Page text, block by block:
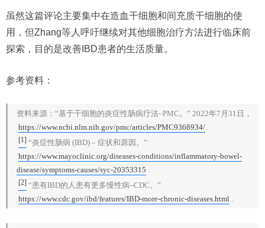
虽然这篇评论主要集中在造血干细胞和间充质干细胞的使
用，但Zhang等人呼吁继续对其他细胞治疗方法进行临床前
探索，目的是改善IBD患者的生活质量。
参考资料：
资料来源：“基于干细胞的炎症性肠病疗法–PMC。” 2022年7月31日，
https://www.ncbi.nlm.nih.gov/pmc/articles/PMC9368934/
[1] “炎症性肠病 (IBD) – 症状和原因。”
https://www.mayoclinic.org/diseases-conditions/inflammatory-bowel-
disease/symptoms-causes/syc-20353315
[2] “患有IBD的人患有更多慢性病–CDC。”
https://www.cdc.gov/ibd/features/IBD-more-chronic-diseases.html .